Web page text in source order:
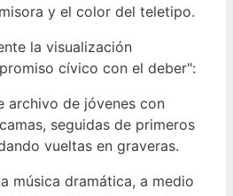
y el color del teletipo.
la visualización
cívico con el deber":
archivo de jóvenes con
seguidas de primeros
vueltas en graveras.
música dramática, a medio